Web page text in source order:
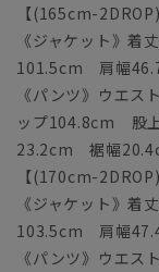
【(165cm-
《ジャケット》
101.5cm 肩幅
《パンツ》ウエ
ップ104.8cm 股
23.2cm 裾幅
【(170cm-
《ジャケット》
103.5cm 肩幅
《パンツ》ウエ